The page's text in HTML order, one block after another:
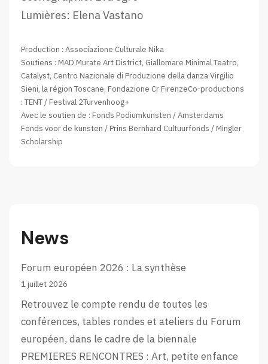
Lumières: Elena Vastano
Production : Associazione Culturale Nika
Soutiens : MAD Murate Art District, Giallomare Minimal Teatro,
Catalyst, Centro Nazionale di Produzione della danza Virgilio
Sieni, la région Toscane, Fondazione Cr FirenzeCo-productions
: TENT / Festival 2Turvenhoog+
Avec le soutien de : Fonds Podiumkunsten / Amsterdams
Fonds voor de kunsten / Prins Bernhard Cultuurfonds / Mingler
Scholarship
News
Forum européen 2026 : La synthèse
1 juillet 2026
Retrouvez le compte rendu de toutes les
conférences, tables rondes et ateliers du Forum
européen, dans le cadre de la biennale
PREMIERES RENCONTRES : Art, petite enfance